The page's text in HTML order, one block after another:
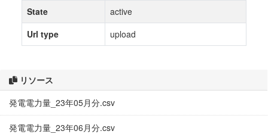
リソース
発電電力量_23年05月分.csv
発電電力量_23年06月分.csv
State
active
Url type
upload